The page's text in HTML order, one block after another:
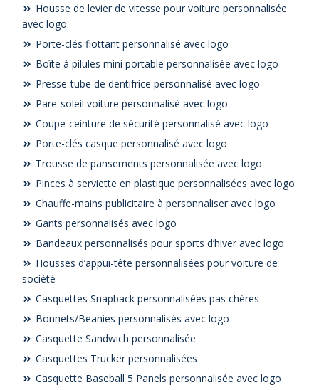
Housse de levier de vitesse pour voiture personnalisée
avec logo
Porte-clés flottant personnalisé avec logo
Boîte à pilules mini portable personnalisée avec logo
Presse-tube de dentifrice personnalisé avec logo
Pare-soleil voiture personnalisé avec logo
Coupe-ceinture de sécurité personnalisé avec logo
Porte-clés casque personnalisé avec logo
Trousse de pansements personnalisée avec logo
Pinces à serviette en plastique personnalisées avec logo
Chauffe-mains publicitaire à personnaliser avec logo
Gants personnalisés avec logo
Bandeaux personnalisés pour sports d’hiver avec logo
Housses d’appui-tête personnalisées pour voiture de
société
Casquettes Snapback personnalisées pas chères
Bonnets/Beanies personnalisés avec logo
Casquette Sandwich personnalisée
Casquettes Trucker personnalisées
Casquette Baseball 5 Panels personnalisée avec logo